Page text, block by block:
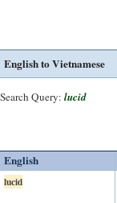
English to Vietnamese
Search Query: lucid
English
lucid